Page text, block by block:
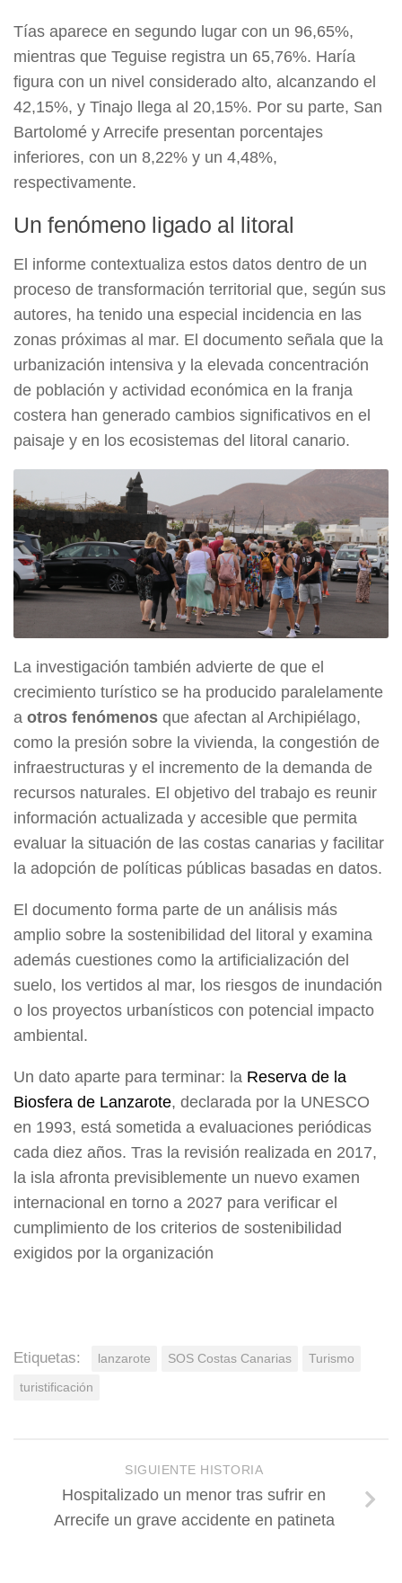
Tías aparece en segundo lugar con un 96,65%,
mientras que Teguise registra un 65,76%. Haría
figura con un nivel considerado alto, alcanzando el
42,15%, y Tinajo llega al 20,15%. Por su parte, San
Bartolomé y Arrecife presentan porcentajes
inferiores, con un 8,22% y un 4,48%,
respectivamente.
Un fenómeno ligado al litoral
El informe contextualiza estos datos dentro de un
proceso de transformación territorial que, según sus
autores, ha tenido una especial incidencia en las
zonas próximas al mar. El documento señala que la
urbanización intensiva y la elevada concentración
de población y actividad económica en la franja
costera han generado cambios significativos en el
paisaje y en los ecosistemas del litoral canario.
La investigación también advierte de que el
crecimiento turístico se ha producido paralelamente
a otros fenómenos que afectan al Archipiélago,
como la presión sobre la vivienda, la congestión de
infraestructuras y el incremento de la demanda de
recursos naturales. El objetivo del trabajo es reunir
información actualizada y accesible que permita
evaluar la situación de las costas canarias y facilitar
la adopción de políticas públicas basadas en datos.
El documento forma parte de un análisis más
amplio sobre la sostenibilidad del litoral y examina
además cuestiones como la artificialización del
suelo, los vertidos al mar, los riesgos de inundación
o los proyectos urbanísticos con potencial impacto
ambiental.
Un dato aparte para terminar: la Reserva de la
Biosfera de Lanzarote, declarada por la UNESCO
en 1993, está sometida a evaluaciones periódicas
cada diez años. Tras la revisión realizada en 2017,
la isla afronta previsiblemente un nuevo examen
internacional en torno a 2027 para verificar el
cumplimiento de los criterios de sostenibilidad
exigidos por la organización
Etiquetas: lanzarote SOS Costas Canarias
Turismo
turistificación
SIGUIENTE HISTORIA
Hospitalizado un menor tras sufrir en
Arrecife un grave accidente en patineta